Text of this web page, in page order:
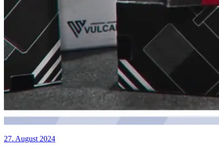
27. August 2024